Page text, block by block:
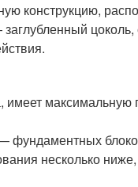
конструкцию,
максимальную
фундаментных
несколько